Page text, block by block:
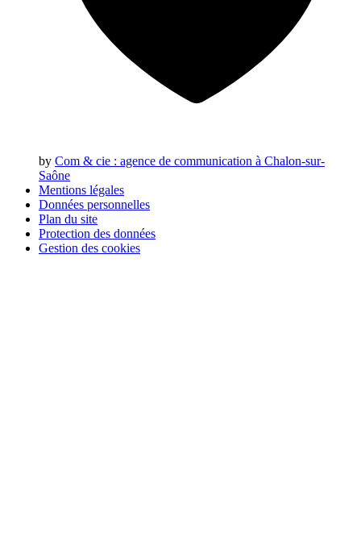
by Com & cie : agence de communication à Chalon-sur-
Saône
Mentions légales
Données personnelles
Plan du site
Protection des données
Gestion des cookies